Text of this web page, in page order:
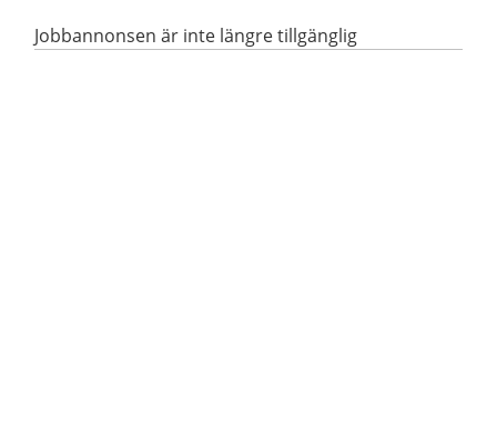
Jobbannonsen är inte längre tillgänglig